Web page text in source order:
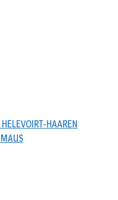
HAAREN